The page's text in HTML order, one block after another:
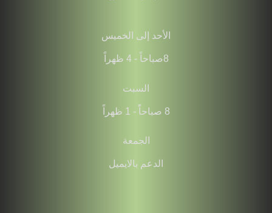
الأحد إلى الخميس
8صباحاً - 4 ظهراً
السبت
8 صباحاًً - 1 ظهراً
الجمعة
الدعم بالايميل